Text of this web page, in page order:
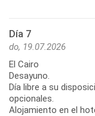
Día 7
do, 19.07.2026
El Cairo
Desayuno.
Día libre a su
opcionales.
Alojamiento en el